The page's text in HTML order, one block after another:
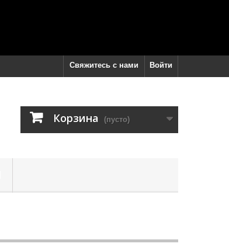
Войти
Свяжитесь с нами
Корзина (пусто)